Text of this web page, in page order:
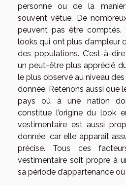
personne ou de la
souvent vêtue. De
peuvent pas être
looks qui ont plus d’ampleur
des populations. C'est-à-
un peut-être plus apprécié
le plus observé au niveau
donnée. Retenons aussi que
pays où à une nation
constitue l’origine du look
vestimentaire est aussi
donnée, car elle apparaît
précise. Tous ces
vestimentaire soit propre à
sa période d’appartenance